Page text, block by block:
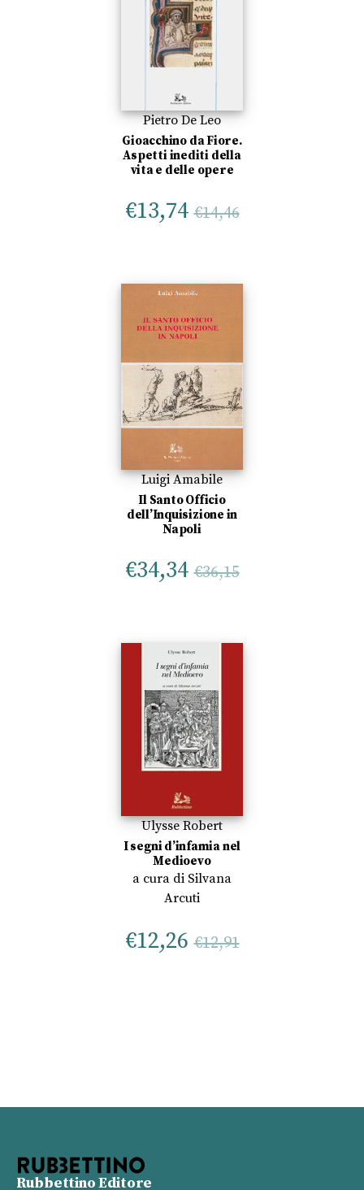
Pietro De Leo
Gioacchino da Fiore.
Aspetti inediti della
vita e delle opere
€13,74 €14,46
Luigi Amabile
Il Santo Officio
dell’Inquisizione in
Napoli
€34,34 €36,15
Ulysse Robert
I segni d’infamia nel
Medioevo
a cura di Silvana
Arcuti
€12,26 €12,91
Rubbettino Editore